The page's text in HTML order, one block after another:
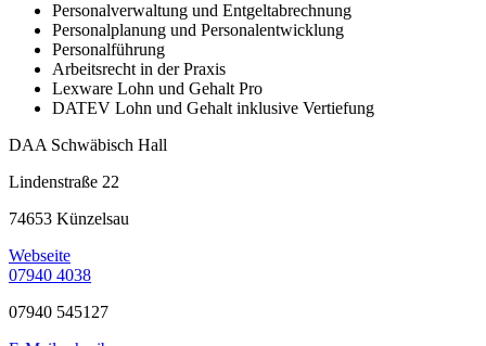
Personalverwaltung und Entgeltabrechnung
Personalplanung und Personalentwicklung
Personalführung
Arbeitsrecht in der Praxis
Lexware Lohn und Gehalt Pro
DATEV Lohn und Gehalt inklusive Vertiefung
DAA Schwäbisch Hall
Lindenstraße 22
74653 Künzelsau
Webseite
07940 4038
07940 545127